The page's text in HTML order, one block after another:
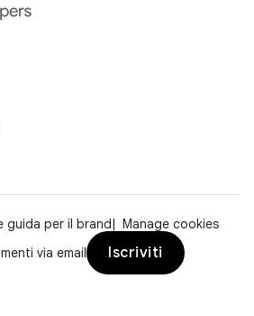
guida per il brand
Manage cookies
via email
Iscriviti